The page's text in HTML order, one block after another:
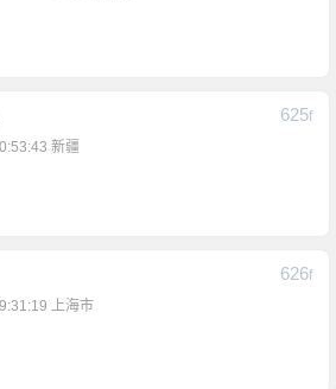
新疆
625F
上海市
626F